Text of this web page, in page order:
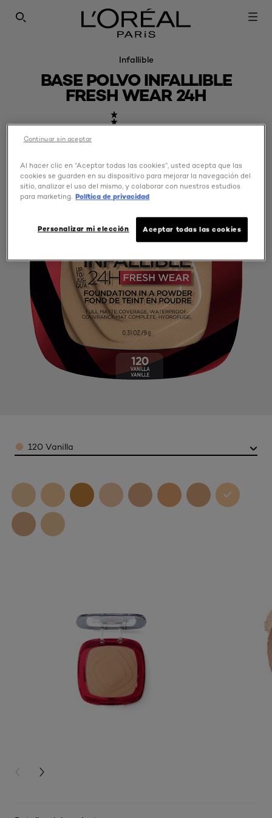
SEARCH THIS SITE
Infallible
BASE POLVO INFALLIBLE
FRESH WEAR 24H
Color120 Vanilla
PREVIOUS CARD
NEXT CARD
Al hacer clic en “Aceptar todas las cookies”, usted acepta que las
cookies se guarden en su dispositivo para mejorar la navegación del
sitio, analizar el uso del mismo, y colaborar con nuestros estudios
para marketing. Política de privacidad
Aceptar todas las cookies
Personalizar mi elección
Continuar sin aceptar